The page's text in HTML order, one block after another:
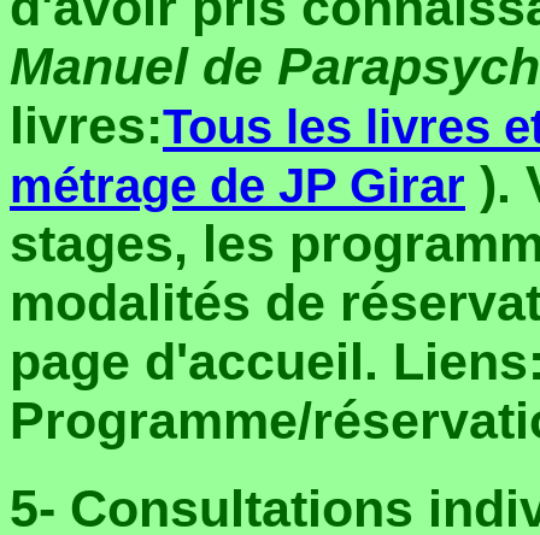
Manuel de
livres:Tous les livres
métrage de JP Girar ).
stages, les
modalités de
page d'accueil.
Programme/
5- Consultations